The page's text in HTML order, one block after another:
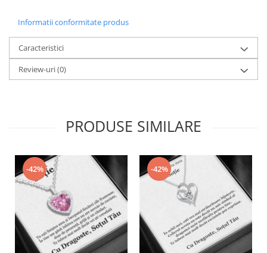
Informatii conformitate produs
Caracteristici
Review-uri(0)
PRODUSE SIMILARE
-42% -42%